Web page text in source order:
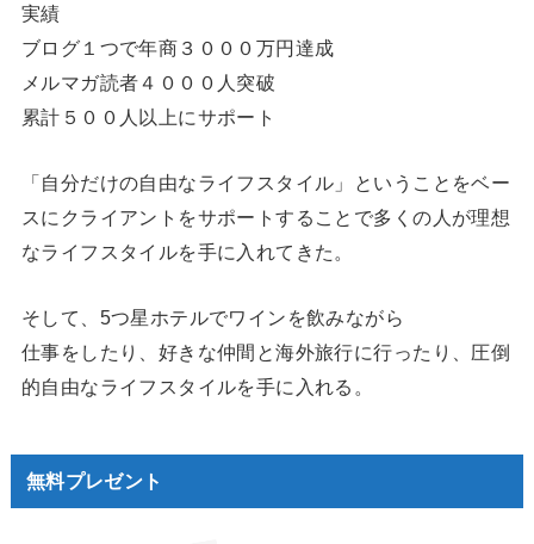
実績
ブログ１つで年商３０００万円達成
メルマガ読者４０００人突破
累計５００人以上にサポート
「自分だけの自由なライフスタイル」ということをベー
スにクライアントをサポートすることで多くの人が理想
なライフスタイルを手に入れてきた。
そして、5つ星ホテルでワインを飲みながら
仕事をしたり、好きな仲間と海外旅行に行ったり、圧倒
的自由なライフスタイルを手に入れる。
無料プレゼント